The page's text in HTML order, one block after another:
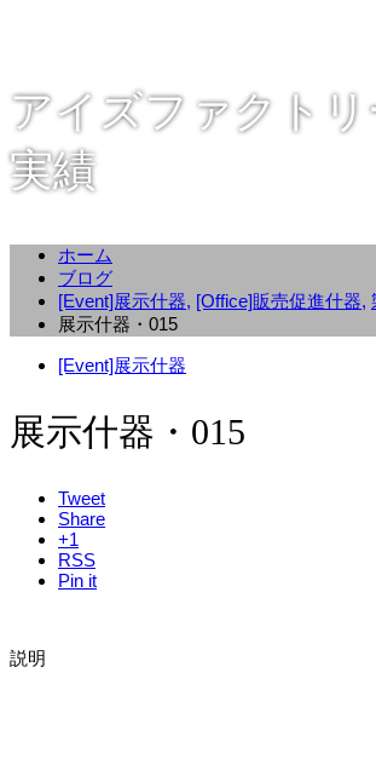
アイズファクト
実績
ホーム
ブログ
[Event]展示什器, [Office]販売促進什器,
展示什器・015
[Event]展示什器
展示什器・015
Tweet
Share
+1
RSS
Pin it
説明